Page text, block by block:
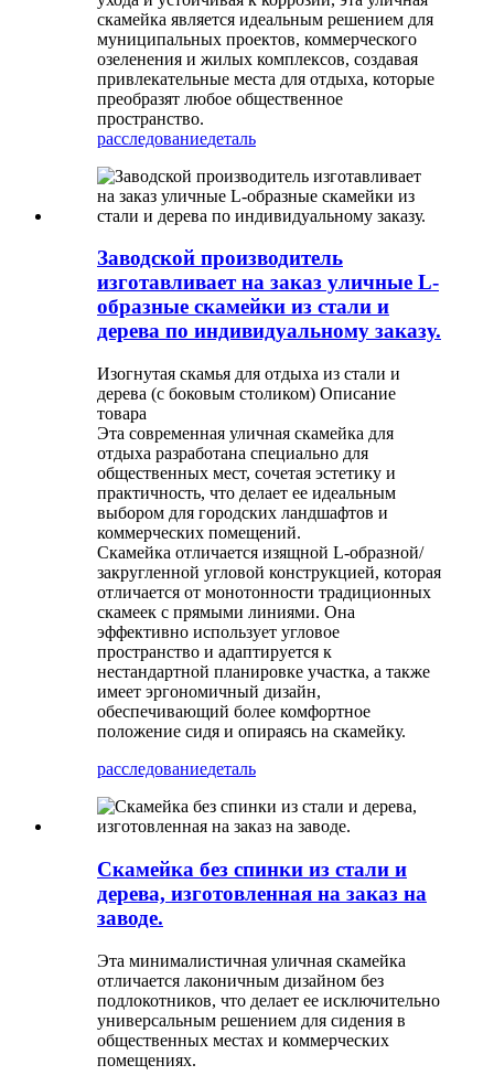
скамейка является идеальным решением для
муниципальных проектов, коммерческого
озеленения и жилых комплексов, создавая
привлекательные места для отдыха, которые
преобразят любое общественное
пространство.
расследованиедеталь
Заводской производитель
изготавливает на заказ уличные L-
образные скамейки из стали и
дерева по индивидуальному заказу.
Изогнутая скамья для отдыха из стали и
дерева (с боковым столиком) Описание
товара
Эта современная уличная скамейка для
отдыха разработана специально для
общественных мест, сочетая эстетику и
практичность, что делает ее идеальным
выбором для городских ландшафтов и
коммерческих помещений.
Скамейка отличается изящной L-образной/
закругленной угловой конструкцией, которая
отличается от монотонности традиционных
скамеек с прямыми линиями. Она
эффективно использует угловое
пространство и адаптируется к
нестандартной планировке участка, а также
имеет эргономичный дизайн,
обеспечивающий более комфортное
положение сидя и опираясь на скамейку.
расследованиедеталь
Скамейка без спинки из стали и
дерева, изготовленная на заказ на
заводе.
Эта минималистичная уличная скамейка
отличается лаконичным дизайном без
подлокотников, что делает ее исключительно
универсальным решением для сидения в
общественных местах и ​​коммерческих
помещениях.